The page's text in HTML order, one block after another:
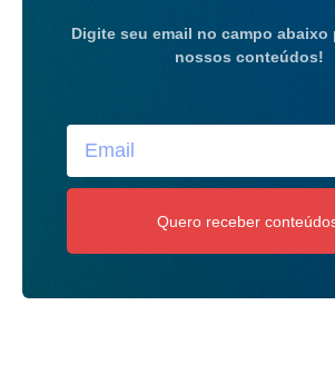
Digite seu email no campo abaixo
nossos conteúdos!
Quero receber